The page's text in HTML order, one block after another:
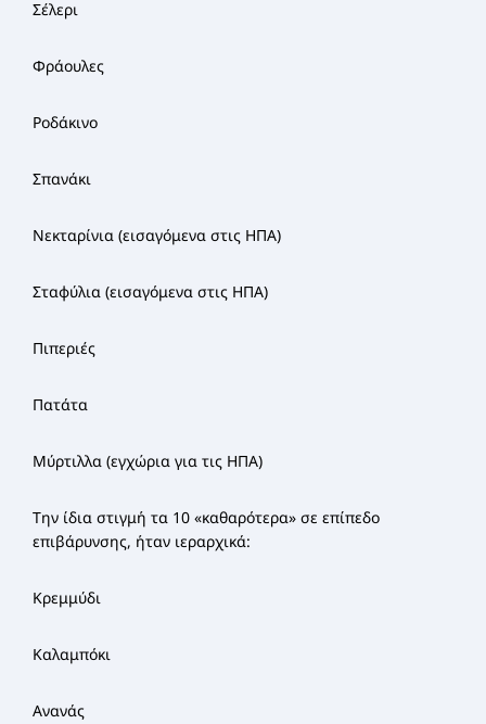
Σέλερι
Φράουλες
Ροδάκινο
Σπανάκι
Νεκταρίνια (εισαγόμενα στις ΗΠΑ)
Σταφύλια (εισαγόμενα στις ΗΠΑ)
Πιπεριές
Πατάτα
Μύρτιλλα (εγχώρια για τις ΗΠΑ)
Την ίδια στιγμή τα 10 «καθαρότερα» σε επίπεδο
επιβάρυνσης, ήταν ιεραρχικά:
Κρεμμύδι
Καλαμπόκι
Ανανάς